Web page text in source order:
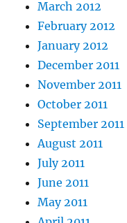
March 2012
February 2012
January 2012
December 2011
November 2011
October 2011
September 2011
August 2011
July 2011
June 2011
May 2011